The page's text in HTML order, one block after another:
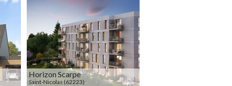
€ À PARTIR DE 256 667,00 €
Horizon Scarpe
Saint-Nicolas (62223)